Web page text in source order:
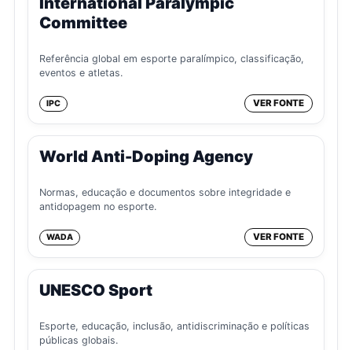
Committee
Referência global em esporte paralímpico, classificação,
eventos e atletas.
IPC VER FONTE
World Anti-Doping Agency
Normas, educação e documentos sobre integridade e
antidopagem no esporte.
WADA VER FONTE
UNESCO Sport
Esporte, educação, inclusão, antidiscriminação e políticas
públicas globais.